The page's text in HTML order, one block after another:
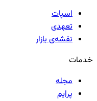
اسپات
تعهدی
نقشه‌ی بازار
خدمات
مجله
پرایم